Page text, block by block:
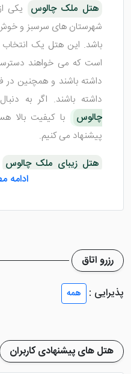
هتل ملک چالوس یکی
شهرستان های سرسبز و
باشد. این هتل یک انتخاب
است که می خواهند
داشته باشند و همچنین در
داشته باشند. اگر به
چالوس
با کیفیت بالا
پیشنهاد می کنیم.
هتل زیبای ملک چالوس
همراه خانواده خاطره ای
یادگار بگذارید.
هتل جذاب ملک چالوس
ادامه
رزرو اتاق
پذیرایی :
همه
هتل های پیشنهادی کاربران